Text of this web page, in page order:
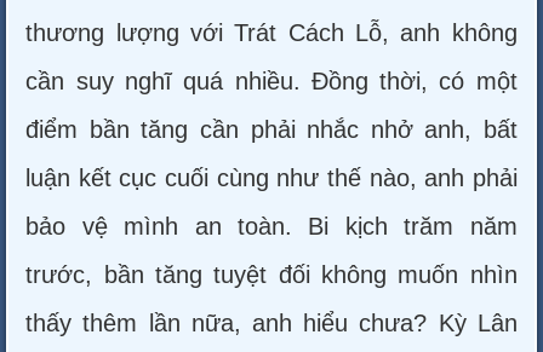
thương lượng với Trát Cách Lỗ, anh không
cần suy nghĩ quá nhiều. Đồng thời, có một
điểm bần tăng cần phải nhắc nhở anh, bất
luận kết cục cuối cùng như thế nào, anh phải
bảo vệ mình an toàn. Bi kịch trăm năm
trước, bần tăng tuyệt đối không muốn nhìn
thấy thêm lần nữa, anh hiểu chưa? Kỳ Lân